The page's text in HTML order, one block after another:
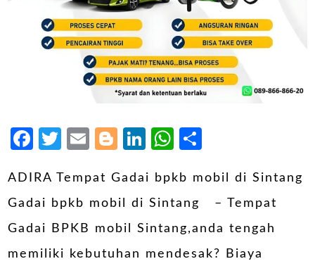
Facebook
Twitter
EmailBlogger
LinkedIn
WhatsApp
ADIRA Tempat Gadai bpkb mobil di Sintang
Gadai bpkb mobil di Sintang – Tempat
Gadai BPKB mobil Sintang,anda tengah
memiliki kebutuhan mendesak? Biaya